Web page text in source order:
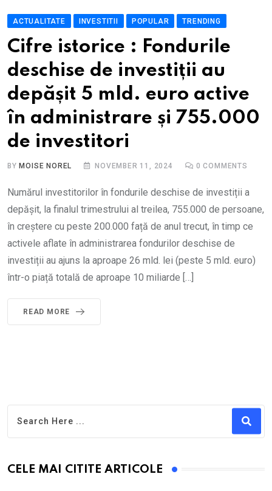
ACTUALITATE INVESTITII POPULAR TRENDING
Cifre istorice : Fondurile
deschise de investiții au
depășit 5 mld. euro active
în administrare și 755.000
de investitori
BY MOISE NOREL NOVEMBER 11, 2024 0 COMMENTS
Numărul investitorilor în fondurile deschise de investiții a
depășit, la finalul trimestrului al treilea, 755.000 de persoane,
în creștere cu peste 200.000 față de anul trecut, în timp ce
activele aflate în administrarea fondurilor deschise de
investiții au ajuns la aproape 26 mld. lei (peste 5 mld. euro)
într-o piață totală de aproape 10 miliarde […]
READ MORE
CELE MAI CITITE ARTICOLE